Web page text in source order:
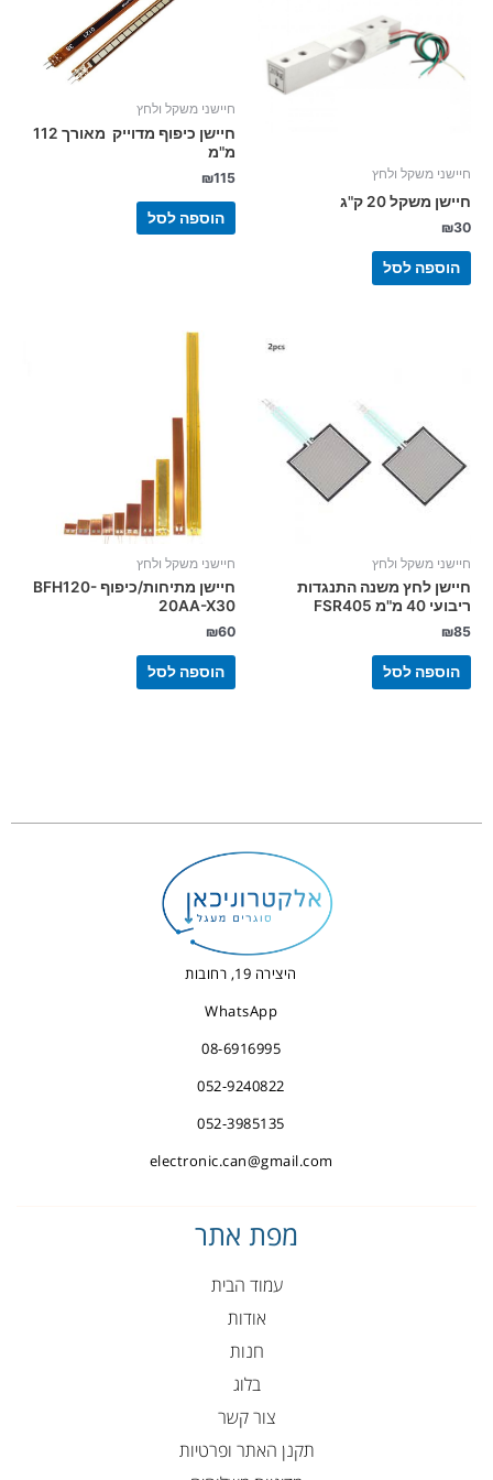
חיישני משקל ולחץ
חיישן משקל 20 ק"ג
₪30
הוספה לסל
חיישני משקל ולחץ
חיישן כיפוף מדוייק מאורך 112
מ"מ
₪115
הוספה לסל
חיישני משקל ולחץ
חיישן לחץ משנה התנגדות
ריבועי 40 מ"מ FSR405
₪85
הוספה לסל
חיישני משקל ולחץ
חיישן מתיחות/כיפוף BFH120-
20AA-X30
₪60
הוספה לסל
היצירה 19, רחובות
WhatsApp
08-6916995
052-9240822
052-3985135
electronic.can@gmail.com
מפת אתר
עמוד הבית
אודות
חנות
בלוג
צור קשר
תקנן האתר ופרטיות